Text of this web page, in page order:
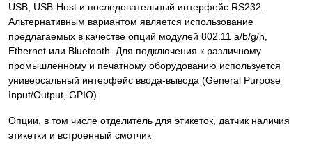
USB, USB-Host и последовательный интерфейс RS232.
Альтернативным вариантом является использование
предлагаемых в качестве опций модулей 802.11 a/b/g/n,
Ethernet или Bluetooth. Для подключения к различному
промышленному и печатному оборудованию используется
универсальный интерфейс ввода-вывода (General Purpose
Input/Output, GPIO).
Опции, в том числе отделитель для этикеток, датчик наличия
этикетки и встроенный смотчик